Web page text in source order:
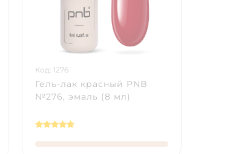
Код: 1276
Гель-лак красный PNB
№276, эмаль (8 мл)